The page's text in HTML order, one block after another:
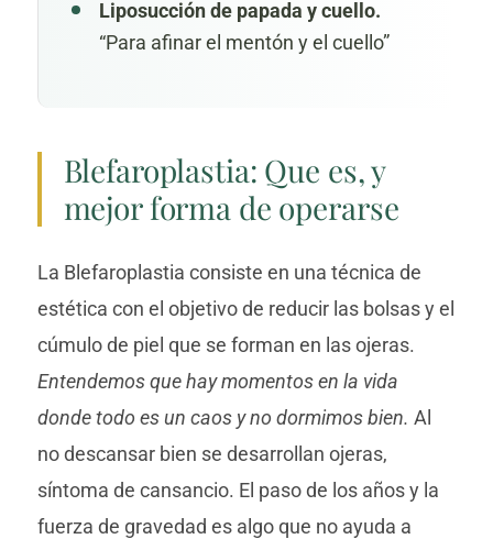
Liposucción de papada y cuello.
“Para afinar el mentón y el cuello”
Blefaroplastia: Que es, y
mejor forma de operarse
La Blefaroplastia consiste en una técnica de
estética con el objetivo de reducir las bolsas y el
cúmulo de piel que se forman en las ojeras.
Entendemos que hay momentos en la vida
donde todo es un caos y no dormimos bien. Al
no descansar bien se desarrollan ojeras,
síntoma de cansancio. El paso de los años y la
fuerza de gravedad es algo que no ayuda a